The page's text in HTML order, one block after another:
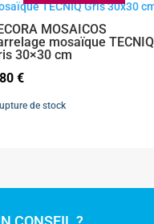
MOSAICOS
mosaïque TECNIQ
30×30 cm
€
de stock